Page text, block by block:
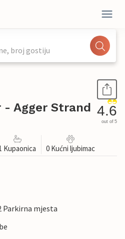
broj gostiju
Agger Strand 4.6
out of 5
Kupaonica 0 Kućni ljubimac
Parkirna mjesta